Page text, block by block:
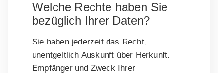
Welche Rechte haben Sie
bezüglich Ihrer Daten?
Sie haben jederzeit das Recht,
unentgeltlich Auskunft über Herkunft,
Empfänger und Zweck Ihrer